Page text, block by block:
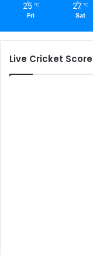
25 ℃
Fri
27 ℃
Sat
Live Cricket Score